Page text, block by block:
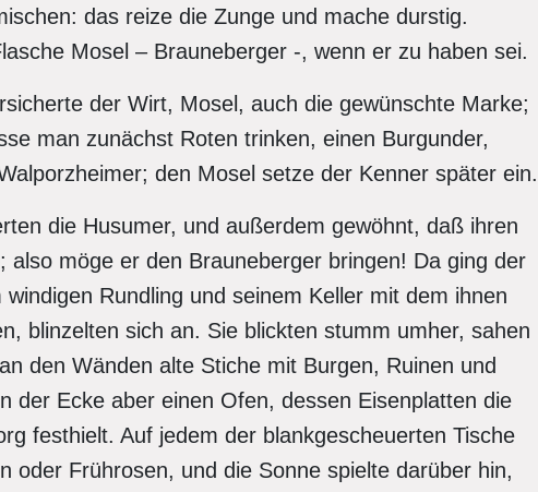
das reize die Zunge und mache durstig.
Mosel – Brauneberger -, wenn er zu haben sei.
der Wirt, Mosel, auch die gewünschte Marke;
man zunächst Roten trinken, einen Burgunder,
den Mosel setze der Kenner später ein.
die Husumer, und außerdem gewöhnt, daß ihren
also möge er den Brauneberger bringen! Da ging der
Rundling und seinem Keller mit dem ihnen
blinzelten sich an. Sie blickten stumm umher, sahen
den Wänden alte Stiche mit Burgen, Ruinen und
der Ecke aber einen Ofen, dessen Eisenplatten die
festhielt. Auf jedem der blankgescheuerten Tische
oder Frührosen, und die Sonne spielte darüber hin,